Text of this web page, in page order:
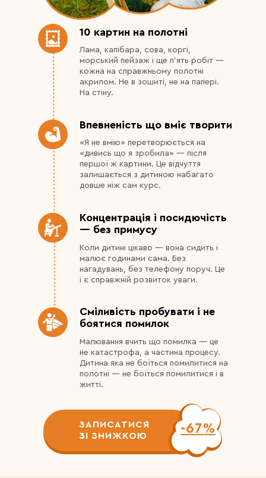
ЗАПИСАТИСЯ
ЗІ ЗНИЖКОЮ
-67%
Малювання вчить що помилка — це
не катастрофа, а частина процесу.
Дитина яка не боїться помилитися на
полотні — не боїться помилитися і в
житті.
Сміливість пробувати і не
боятися помилок
Коли дитині цікаво — вона сидить і
малює годинами сама. Без
нагадувань, без телефону поруч. Це
і є справжній розвиток уваги.
Концентрація і посидючість
— без примусу
«Я не вмію» перетворюється на
«дивись що я зробила» — після
першої ж картини. Це відчуття
залишається з дитиною набагато
довше ніж сам курс.
Впевненість що вміє творити
Лама, капібара, сова, коргі,
морський пейзаж і ще п'ять робіт —
кожна на справжньому полотні
акрилом. Не в зошиті, не на папері.
На стіну.
10 картин на полотні